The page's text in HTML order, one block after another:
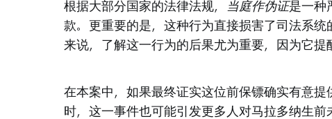
根据大部分国家的法律法规， 当庭作伪证是一种
款。更重要的是，这种行为直接损害了司法系
来说，了解这一行为的后果尤为重要，因为它提
在本案中，如果最终证实这位前保镖确实有意
时，这一事件也可能引发更多人对马拉多纳生前